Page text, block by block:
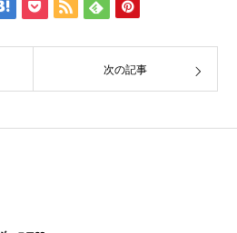
次の記事